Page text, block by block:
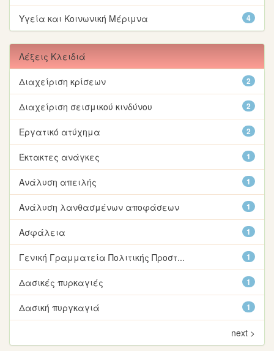
4
Υγεία και Κοινωνική Μέριμνα
Λέξεις Κλειδιά
2
Διαχείριση κρίσεων
2
Διαχείριση σεισμικού κινδύνου
2
Εργατικό ατύχημα
1
Έκτακτες ανάγκες
1
Ανάλυση απειλής
1
Ανάλυση λανθασμένων αποφάσεων
1
Ασφάλεια
1
Γενική Γραμματεία Πολιτικής Προστ...
1
Δασικές πυρκαγιές
1
Δασική πυργκαγιά
next >